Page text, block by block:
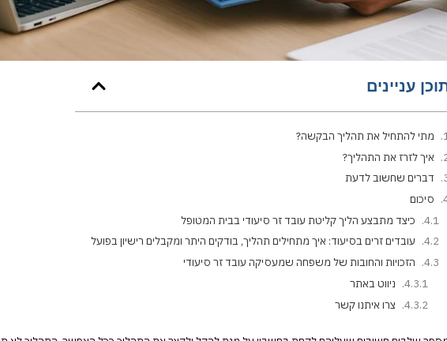
עניינים
מתי להתחיל את תהליך הבקשה?
איך לזרז את התהליך?
דברים שחשוב לדעת
סיכום
כיצד מתבצע הליך קליטת עובד זר סיעודי בבית המטופל
עובדים זרים בסיעוד: איך מתחילים תהליך, בודקים היתר ומקבלים רישיון בפועל
הזכויות והחובות של משפחה שמעסיקה עובד זר סיעודי
ניווט באתר
צרו איתנו קשר